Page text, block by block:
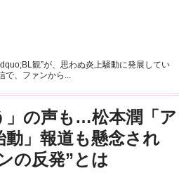
観”が、思わぬ炎上騒動に発展してい
で、ファンから...
」の声も…松本潤「ア
」報道も懸念され
の反発”とは